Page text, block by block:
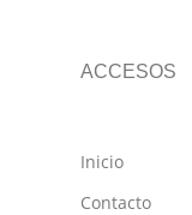
ACCESOS
Inicio
Contacto